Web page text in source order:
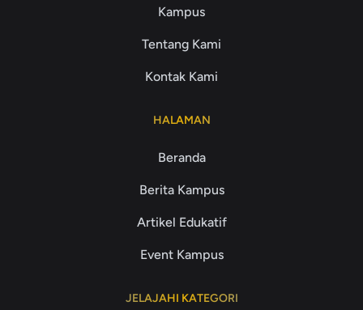
Kampus
Tentang Kami
Kontak Kami
HALAMAN
Beranda
Berita Kampus
Artikel Edukatif
Event Kampus
JELAJAHI KATEGORI